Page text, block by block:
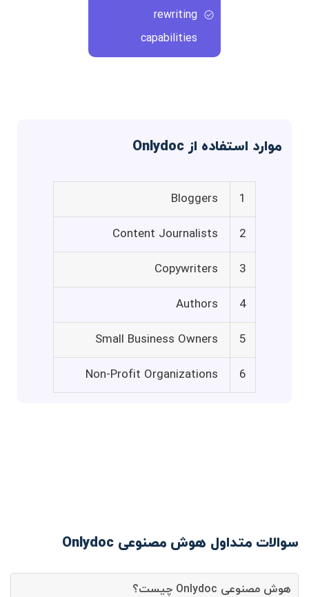
rewriting
capabilities
موارد استفاده از Onlydoc
1
Bloggers
2
Content Journalists
3
Copywriters
4
Authors
5
Small Business Owners
6
Non-Profit Organizations
سوالات متداول هوش مصنوعی Onlydoc
هوش مصنوعی Onlydoc چیست؟